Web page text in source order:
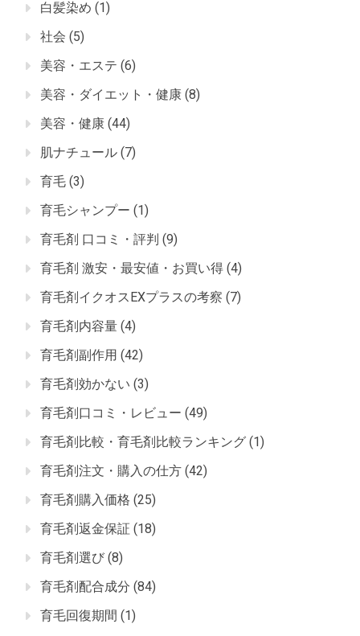
白髪染め (1)
社会 (5)
美容・エステ (6)
美容・ダイエット・健康 (8)
美容・健康 (44)
肌ナチュール (7)
育毛 (3)
育毛シャンプー (1)
育毛剤 口コミ・評判 (9)
育毛剤 激安・最安値・お買い得 (4)
育毛剤イクオスEXプラスの考察 (7)
育毛剤内容量 (4)
育毛剤副作用 (42)
育毛剤効かない (3)
育毛剤口コミ・レビュー (49)
育毛剤比較・育毛剤比較ランキング (1)
育毛剤注文・購入の仕方 (42)
育毛剤購入価格 (25)
育毛剤返金保証 (18)
育毛剤選び (8)
育毛剤配合成分 (84)
育毛回復期間 (1)